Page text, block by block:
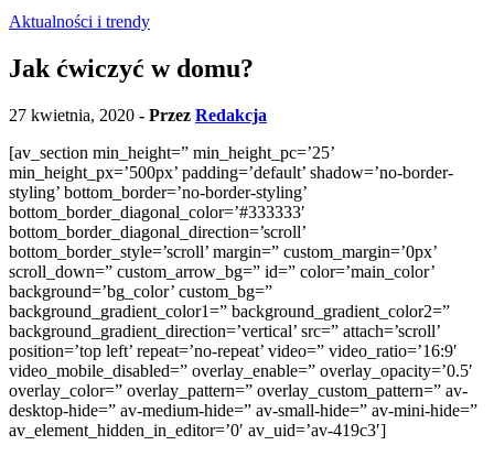
Aktualności i trendy
Jak ćwiczyć w domu?
27 kwietnia, 2020 - Przez Redakcja
[av_section min_height=” min_height_pc=’25’
min_height_px=’500px’ padding=’default’ shadow=’no-border-
styling’ bottom_border=’no-border-styling’
bottom_border_diagonal_color=’#333333′
bottom_border_diagonal_direction=’scroll’
bottom_border_style=’scroll’ margin=” custom_margin=’0px’
scroll_down=” custom_arrow_bg=” id=” color=’main_color’
background=’bg_color’ custom_bg=”
background_gradient_color1=” background_gradient_color2=”
background_gradient_direction=’vertical’ src=” attach=’scroll’
position=’top left’ repeat=’no-repeat’ video=” video_ratio=’16:9′
video_mobile_disabled=” overlay_enable=” overlay_opacity=’0.5′
overlay_color=” overlay_pattern=” overlay_custom_pattern=” av-
desktop-hide=” av-medium-hide=” av-small-hide=” av-mini-hide=”
av_element_hidden_in_editor=’0′ av_uid=’av-419c3′]